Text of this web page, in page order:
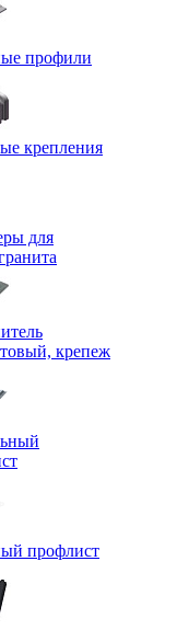
профили
крепления
для
крепеж
профлист